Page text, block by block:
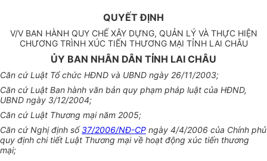
QUYẾT ĐỊNH
V/V BAN HÀNH QUY CHẾ XÂY DỰNG, QUẢN LÝ VÀ THỰC HIỆN
CHƯƠNG TRÌNH XÚC TIẾN THƯƠNG MẠI TỈNH LAI CHÂU
ỦY BAN NHÂN DÂN TỈNH LAI CHÂU
Căn cứ Luật Tổ chức HĐND và UBND ngày 26/11/2003;
Căn cứ Luật Ban hành văn bản quy phạm pháp luật của HĐND,
UBND ngày 3/12/2004;
Căn cứ Luật Thương mại năm 2005;
Căn cứ Nghị định số37/2006/NĐ-CP ngày 4/4/2006 của Chính phủ
quy định chi tiết Luật Thương mại về hoạt động xúc tiến thương
mại;